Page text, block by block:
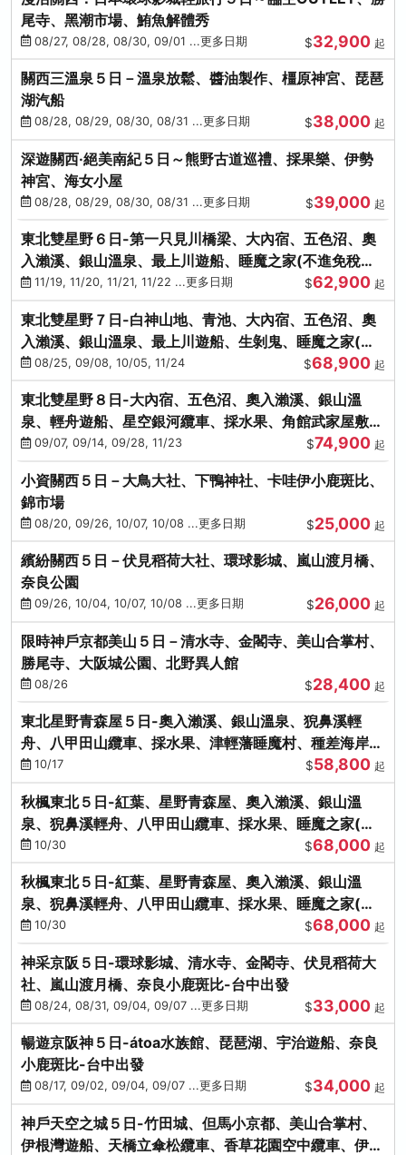
尾寺、黑潮市場、鮪魚解體秀
08/27, 08/28, 08/30, 09/01 ...更多日期 $32,900 起
關西三溫泉５日－溫泉放鬆、醬油製作、橿原神宮、琵琶
湖汽船
08/28, 08/29, 08/30, 08/31 ...更多日期 $38,000 起
深遊關西·絕美南紀５日～熊野古道巡禮、採果樂、伊勢
神宮、海女小屋
08/28, 08/29, 08/30, 08/31 ...更多日期 $39,000 起
東北雙星野６日-第一只見川橋梁、大內宿、五色沼、奧
入瀨溪、銀山溫泉、最上川遊船、睡魔之家(不進免稅店)
(仙/青)
11/19, 11/20, 11/21, 11/22 ...更多日期 $62,900 起
東北雙星野７日-白神山地、青池、大內宿、五色沼、奧
入瀨溪、銀山溫泉、最上川遊船、生剝鬼、睡魔之家(不
進免稅店)(仙/青)
08/25, 09/08, 10/05, 11/24 $68,900 起
東北雙星野８日-大內宿、五色沼、奧入瀨溪、銀山溫
泉、輕舟遊船、星空銀河纜車、採水果、角館武家屋敷
(不進免稅店)(仙/青)
09/07, 09/14, 09/28, 11/23 $74,900 起
小資關西５日－大鳥大社、下鴨神社、卡哇伊小鹿斑比、
錦市場
08/20, 09/26, 10/07, 10/08 ...更多日期 $25,000 起
繽紛關西５日－伏見稻荷大社、環球影城、嵐山渡月橋、
奈良公園
09/26, 10/04, 10/07, 10/08 ...更多日期 $26,000 起
限時神戶京都美山５日－清水寺、金閣寺、美山合掌村、
勝尾寺、大阪城公園、北野異人館
08/26 $28,400 起
東北星野青森屋５日-奧入瀨溪、銀山溫泉、猊鼻溪輕
舟、八甲田山纜車、採水果、津輕藩睡魔村、種差海岸
(不進免稅店)
10/17 $58,800 起
秋楓東北５日-紅葉、星野青森屋、奧入瀨溪、銀山溫
泉、猊鼻溪輕舟、八甲田山纜車、採水果、睡魔之家(不
進免稅店)
10/30 $68,000 起
秋楓東北５日-紅葉、星野青森屋、奧入瀨溪、銀山溫
泉、猊鼻溪輕舟、八甲田山纜車、採水果、睡魔之家(不
進免稅店)
10/30 $68,000 起
神采京阪５日-環球影城、清水寺、金閣寺、伏見稻荷大
社、嵐山渡月橋、奈良小鹿斑比-台中出發
08/24, 08/31, 09/04, 09/07 ...更多日期 $33,000 起
暢遊京阪神５日-átoa水族館、琵琶湖、宇治遊船、奈良
小鹿斑比-台中出發
08/17, 09/02, 09/04, 09/07 ...更多日期 $34,000 起
神戶天空之城５日-竹田城、但馬小京都、美山合掌村、
伊根灣遊船、天橋立傘松纜車、香草花園空中纜車、伊勢